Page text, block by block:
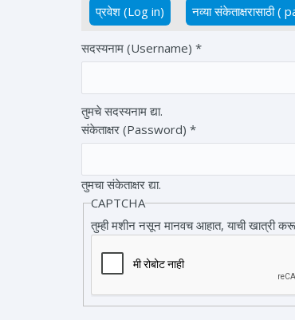
Primary tabs
प्रवेश (Log in) (active tab)
नव्या संकेताक्षरासाठी (
सदस्यनाम (Username) *
तुमचे सदस्यनाम द्या.
संकेताक्षर (Password) *
तुमचा संकेताक्षर द्या.
CAPTCHA
तुम्ही मशीन नसून मानवच आहात, याची खात्री